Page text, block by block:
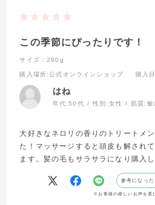
この季節にぴったりです！
サイズ：290g
購入場所:公式オンラインショップ 購入
はね
年代:50代 性別: 女性 肌質: 敏
大好きなネロリの香りのトリートメ
た！マッサージすると頭皮も解され
ます。髪の毛もサラサラになり購入
参考になった
※お客様の嬉しいお声を選